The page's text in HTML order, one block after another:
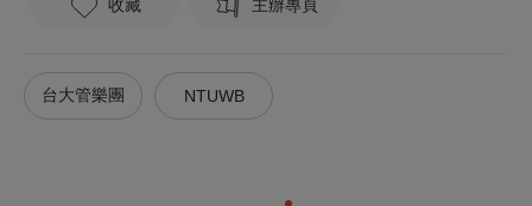
收藏 主辦專頁
台大管樂團 NTUWB